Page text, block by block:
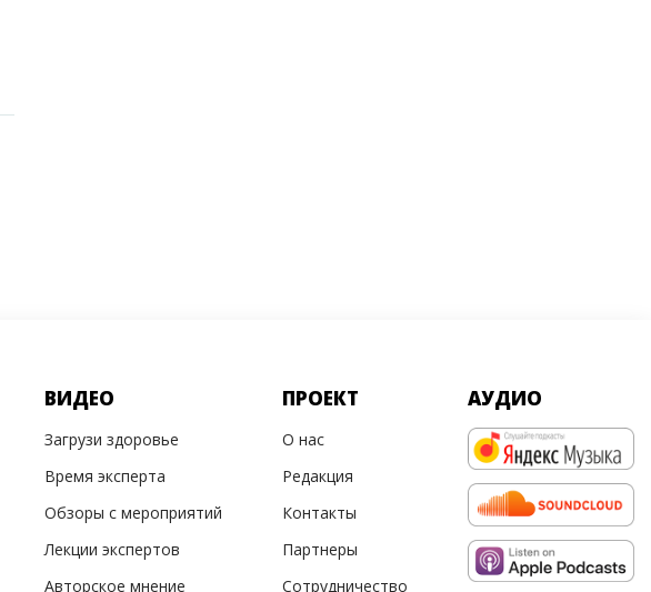
ВИДЕО
Загрузи здоровье
Время эксперта
Обзоры с мероприятий
Лекции экспертов
Авторское мнение
ПРОЕКТ
О нас
Редакция
Контакты
Партнеры
Сотрудничество
АУДИО